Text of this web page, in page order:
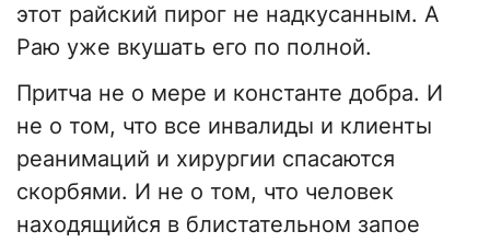
этот райский пирог не надкусанным. А
Раю уже вкушать его по полной.
Притча не о мере и константе добра. И
не о том, что все инвалиды и клиенты
реанимаций и хирургии спасаются
скорбями. И не о том, что человек
находящийся в блистательном запое